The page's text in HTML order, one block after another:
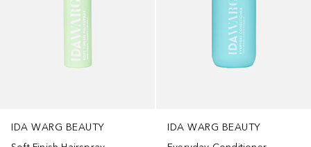
IDA WARG BEAUTY
IDA WARG BEAUTY